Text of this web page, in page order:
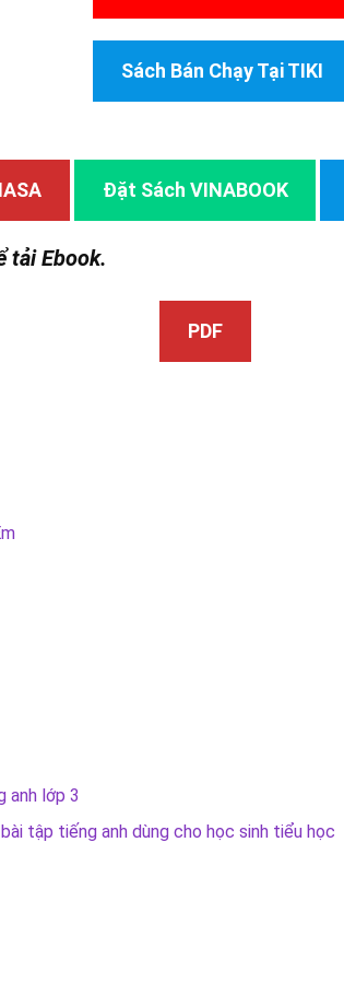
Sách Bán Chạy Tại TIKI
Đặt Sách VINABOOK
tải Ebook.
PDF
anh lớp 3
tập tiếng anh dùng cho học sinh tiểu học